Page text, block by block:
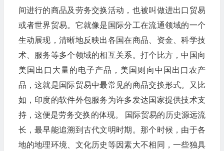
间进行的商品及劳务交换活动，也被叫做进出口贸易
或者世界贸易。它就像是国际分工在流通领域的一个
生动展现，清晰地反映出各国在商品、资金、科学技
术、服务等多个领域的相互关系。打个比方，中国向
美国出口大量的电子产品，美国则向中国出口农产
品，这就是国际贸易中最常见的商品交换形式。又比
如，印度的软件外包服务为许多发达国家提供技术支
持，这便是劳务交换的体现。​ 国际贸易的历史源远流
长，最早能追溯到古代文明时期。那个时候，由于各
地的地理环境、文化历史等因素大不相同，一些独具